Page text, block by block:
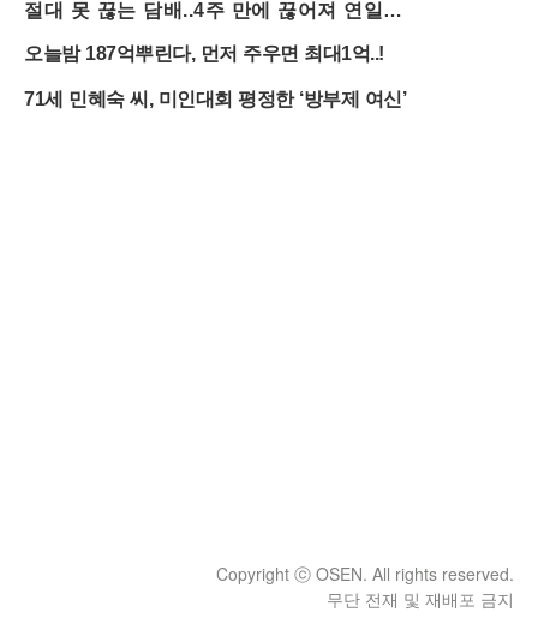
Copyright ⓒ OSEN. All rights reserved.
무단 전재 및 재배포 금지